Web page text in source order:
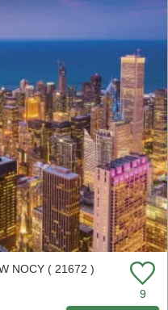
NOCY ( 21672 )
9